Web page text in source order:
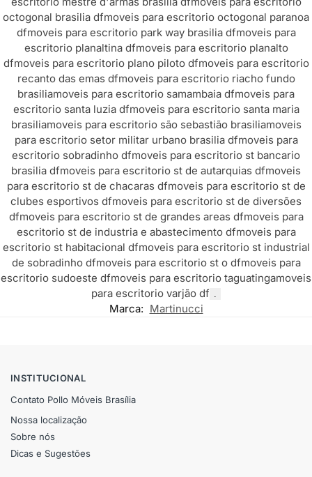
octogonal brasilia dfmoveis para escritorio octogonal paranoa
dfmoveis para escritorio park way brasilia dfmoveis para
escritorio planaltina dfmoveis para escritorio planalto
dfmoveis para escritorio plano piloto dfmoveis para escritorio
recanto das emas dfmoveis para escritorio riacho fundo
brasiliamoveis para escritorio samambaia dfmoveis para
escritorio santa luzia dfmoveis para escritorio santa maria
brasiliamoveis para escritorio são sebastião brasiliamoveis
para escritorio setor militar urbano brasilia dfmoveis para
escritorio sobradinho dfmoveis para escritorio st bancario
brasilia dfmoveis para escritorio st de autarquias dfmoveis
para escritorio st de chacaras dfmoveis para escritorio st de
clubes esportivos dfmoveis para escritorio st de diversões
dfmoveis para escritorio st de grandes areas dfmoveis para
escritorio st de industria e abastecimento dfmoveis para
escritorio st habitacional dfmoveis para escritorio st industrial
de sobradinho dfmoveis para escritorio st o dfmoveis para
escritorio sudoeste dfmoveis para escritorio taguatingamoveis
para escritorio varjão df
Marca: Martinucci
INSTITUCIONAL
Contato Pollo Móveis Brasília
Nossa localização
Sobre nós
Dicas e Sugestões